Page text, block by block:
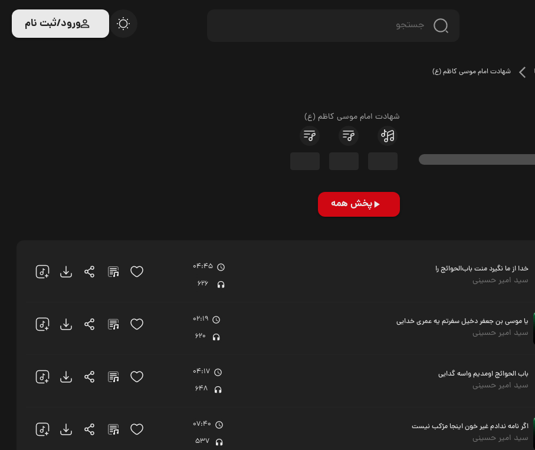
ورود/ثبت نام
شهادت امام موسی کاظم (ع)
شهادت امام موسی کاظم (ع)
پخش همه
خدا از ما نگیرد منت باب‌الحوائج را
سید امیر حسینی
04:45
626
یا موسی بن جعفر دخیل سفرتم یه عمری خدایی
سید امیر حسینی
02:19
620
باب الحوائج اومدیم واسه گدایی
سید امیر حسینی
04:17
648
اگر نامه ندادم غیر خون اینجا مرّکب نیست
سید امیر حسینی
07:40
537